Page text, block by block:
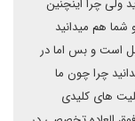
ولی چرا اینچنین
شما هم میدانید
است و بس اما در
چرا چون ما
های کلیدی